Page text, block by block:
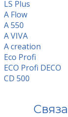
LS Plus
A Flow
A 550
A VIVA
A creation
Eco Profi
ECO Profi DECO
CD 500